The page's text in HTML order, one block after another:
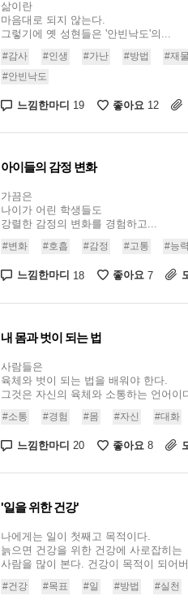
삶이란
마음대로 되지 않는다.
그렇기에 옛 성현들은 '안빈낙도'의...
#감사 #인생 #가난 #방법 #재물
#안빈낙도
느낌한마디 19 좋아요 12
아이들의 감정 변화
가끔은
나이가 어린 학생들도
강렬한 감정의 변화를 경험하고...
#변화 #호흡 #감정 #고통 #능력
느낌한마디 18 좋아요 7
내 몸과 벗이 되는 법
사람들은
육체와 벗이 되는 법을 배워야 한다.
그것은 자신의 육체와 소통하는 언어이
#소통 #경험 #몸 #자신 #대화
느낌한마디 20 좋아요 8
'일을 위한 건강'
나에게는 일이 첫째고 목적이다.
늙으면 건강을 위한 건강에 사로잡히는
사람을 많이 본다. 건강이 목적이 되어버
#건강 #목표 #일 #방법 #실천